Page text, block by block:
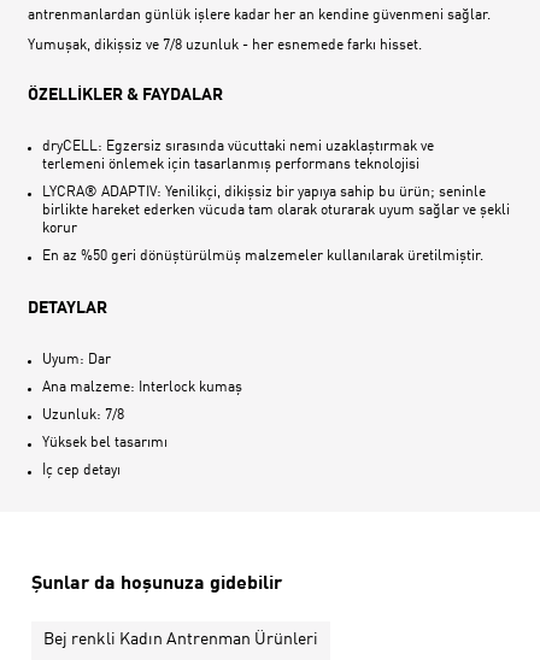
antrenmanlardan günlük işlere kadar her an kendine güvenmeni sağlar.
Yumuşak, dikişsiz ve 7/8 uzunluk - her esnemede farkı hisset.
ÖZELLİKLER & FAYDALAR
dryCELL: Egzersiz sırasında vücuttaki nemi uzaklaştırmak ve
terlemeni önlemek için tasarlanmış performans teknolojisi
LYCRA® ADAPTIV: Yenilikçi, dikişsiz bir yapıya sahip bu ürün; seninle
birlikte hareket ederken vücuda tam olarak oturarak uyum sağlar ve şekli
korur
En az %50 geri dönüştürülmüş malzemeler kullanılarak üretilmiştir.
DETAYLAR
Uyum: Dar
Ana malzeme: Interlock kumaş
Uzunluk: 7/8
Yüksek bel tasarımı
İç cep detayı
Şunlar da hoşunuza gidebilir
Bej renkli Kadın Antrenman Ürünleri